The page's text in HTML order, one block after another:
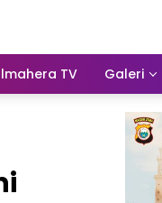
TV Galeri